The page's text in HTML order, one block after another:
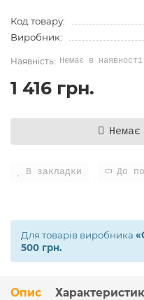
Код товару:
Виробник:
Немає в наявності
1 416 грн.
В закладки До
Для товарів виробника
500 грн.
Опис